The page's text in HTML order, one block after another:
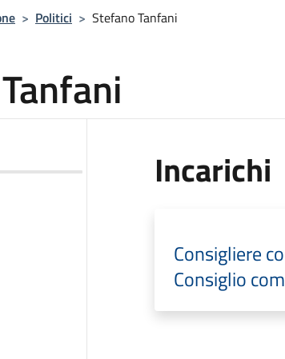
> Politici > Stefano Tanfani
Incarichi
Consigliere
Consiglio